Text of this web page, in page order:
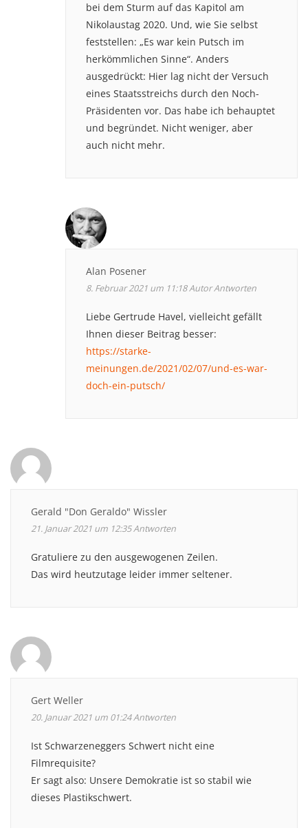
bei dem Sturm auf das Kapitol am
Nikolaustag 2020. Und, wie Sie selbst
feststellen: „Es war kein Putsch im
herkömmlichen Sinne“. Anders
ausgedrückt: Hier lag nicht der Versuch
eines Staatsstreichs durch den Noch-
Präsidenten vor. Das habe ich behauptet
und begründet. Nicht weniger, aber
auch nicht mehr.
Alan Posener
8. Februar 2021 um 11:18AutorAntworten
Liebe Gertrude Havel, vielleicht gefällt
Ihnen dieser Beitrag besser:
https://starke-
meinungen.de/2021/02/07/und-es-war-
doch-ein-putsch/
Gerald "Don Geraldo" Wissler
21. Januar 2021 um 12:35Antworten
Gratuliere zu den ausgewogenen Zeilen.
Das wird heutzutage leider immer seltener.
Gert Weller
20. Januar 2021 um 01:24Antworten
Ist Schwarzeneggers Schwert nicht eine
Filmrequisite?
Er sagt also: Unsere Demokratie ist so stabil wie
dieses Plastikschwert.